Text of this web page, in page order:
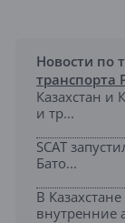
Новости по
транспорта
Казахстан и
и тр...
SCAT
Бато...
В
внутренние